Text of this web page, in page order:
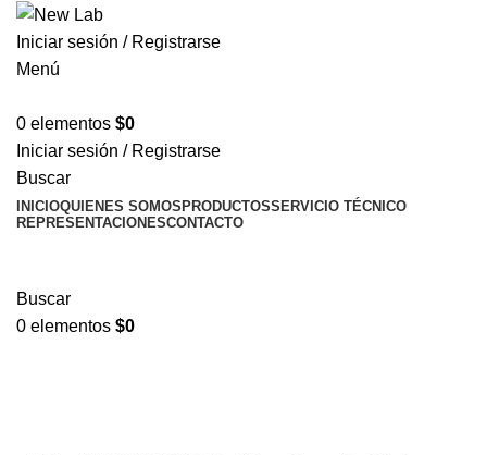
Iniciar sesión / Registrarse
Menú
0 elementos $0
Iniciar sesión / Registrarse
Buscar
INICIOQUIENES SOMOS PRODUCTOSSERVICIO TÉCNICO
REPRESENTACIONESCONTACTO
Buscar
0 elementos $0